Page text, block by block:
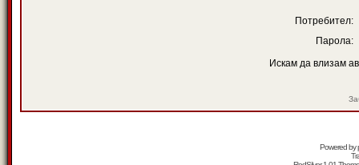
Потребител:
Парола:
Искам да влизам
Powered by